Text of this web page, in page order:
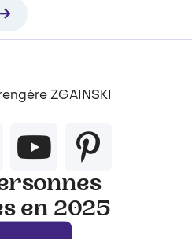
ZGAINSKI
en 2025